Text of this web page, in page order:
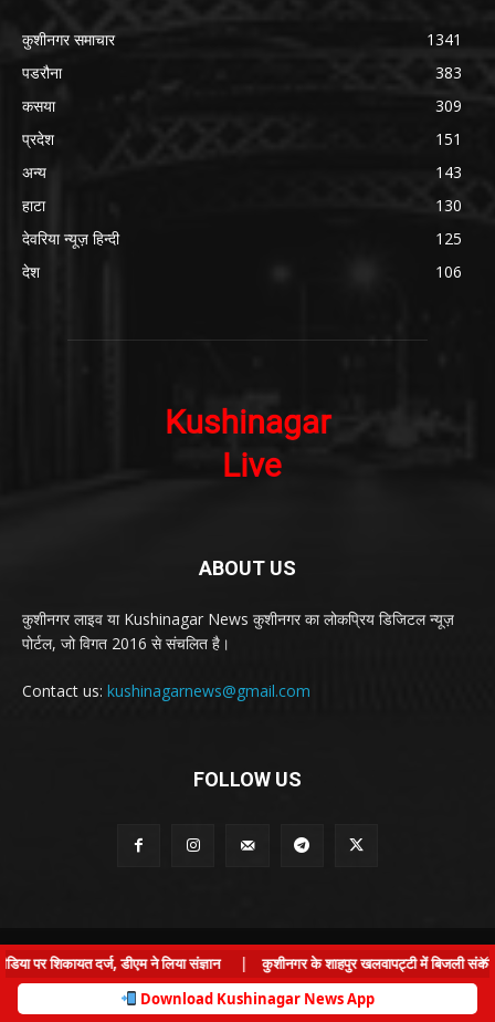
कुशीनगर समाचार
1341
पडरौना
383
कसया
309
प्रदेश
151
अन्य
143
हाटा
130
देवरिया न्यूज़ हिन्दी
125
देश
106
ABOUT US
कुशीनगर लाइव या Kushinagar News कुशीनगर का लोकप्रिय डिजिटल न्यूज़
पोर्टल, जो विगत 2016 से संचलित है।
Contact us: kushinagarnews@gmail.com
FOLLOW US
© Kushinagar Live - 2022
Home About us Privacy Policy Contact us
×
शिकायत दर्ज, डीएम ने लिया संज्ञान |
कुशीनगर के शाहपुर खलवापट्टी में बिजली संकट:
Download Kushinagar News App